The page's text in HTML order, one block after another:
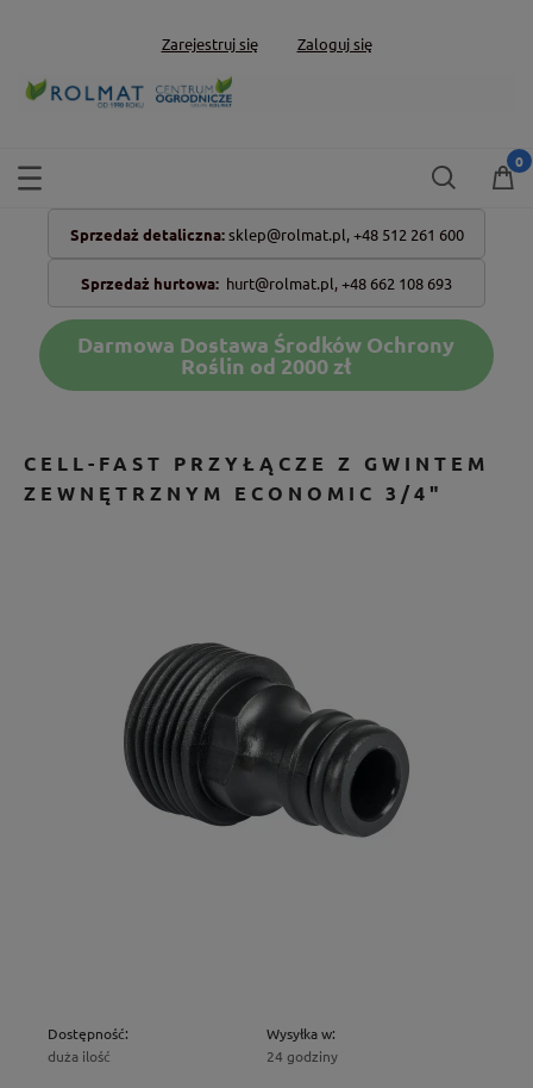
Zarejestruj się Zaloguj się
Sprzedaż detaliczna: sklep@rolmat.pl, +48 512 261 600
Sprzedaż hurtowa: hurt@rolmat.pl,+48 662 108 693
Darmowa Dostawa Środków Ochrony
Roślin od 2000 zł
CELL-FAST PRZYŁĄCZE Z GWINTEM
ZEWNĘTRZNYM ECONOMIC 3/4"
Dostępność:
duża ilość
Wysyłka w:
24 godziny